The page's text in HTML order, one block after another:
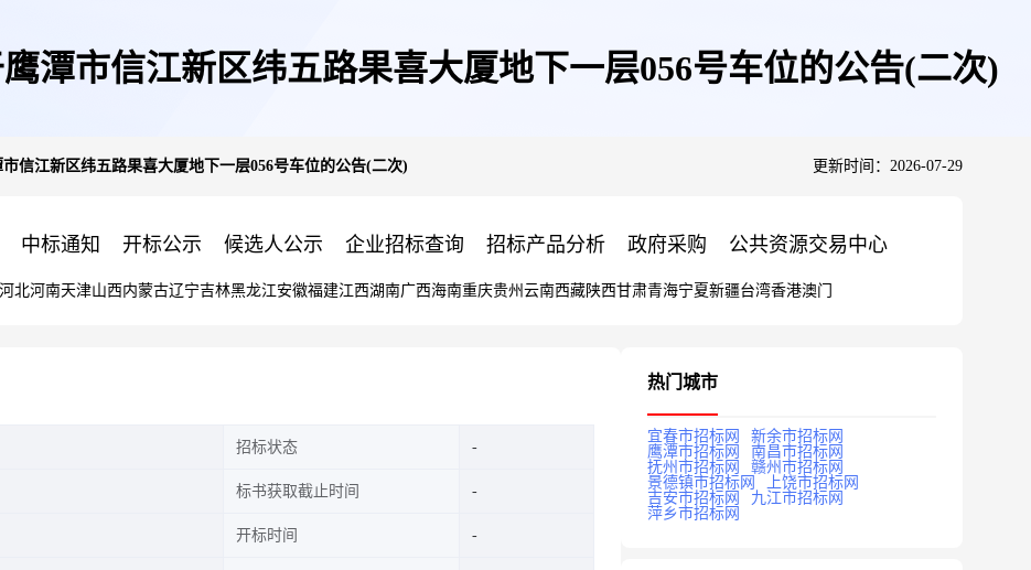
潭市信江新区纬五路果喜大厦地下一层056号车位的公告(二次)
信江新区纬五路果喜大厦地下一层056号车位的公告(二次) 更新时间：2026-07-29
中标通知 开标公示 候选人公示 企业招标查询 招标产品分析 政府采购 公共资源交易中心
河北河南天津山西内蒙古辽宁吉林黑龙江安徽福建江西湖南广西海南重庆贵州 云南西藏陕西甘肃青海宁夏新疆台湾香港澳门
招标状态
标书获取截止时间
开标时间
热门城市
宜春市招标网
新余市招标网
鹰潭市招标网
南昌市招标网
抚州市招标网
赣州市招标网
景德镇市招标网
上饶市招标网
吉安市招标网
九江市招标网
萍乡市招标网